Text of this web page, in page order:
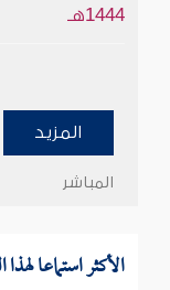
1444هـ
المزيد
المباشر
الأكثر استماعا